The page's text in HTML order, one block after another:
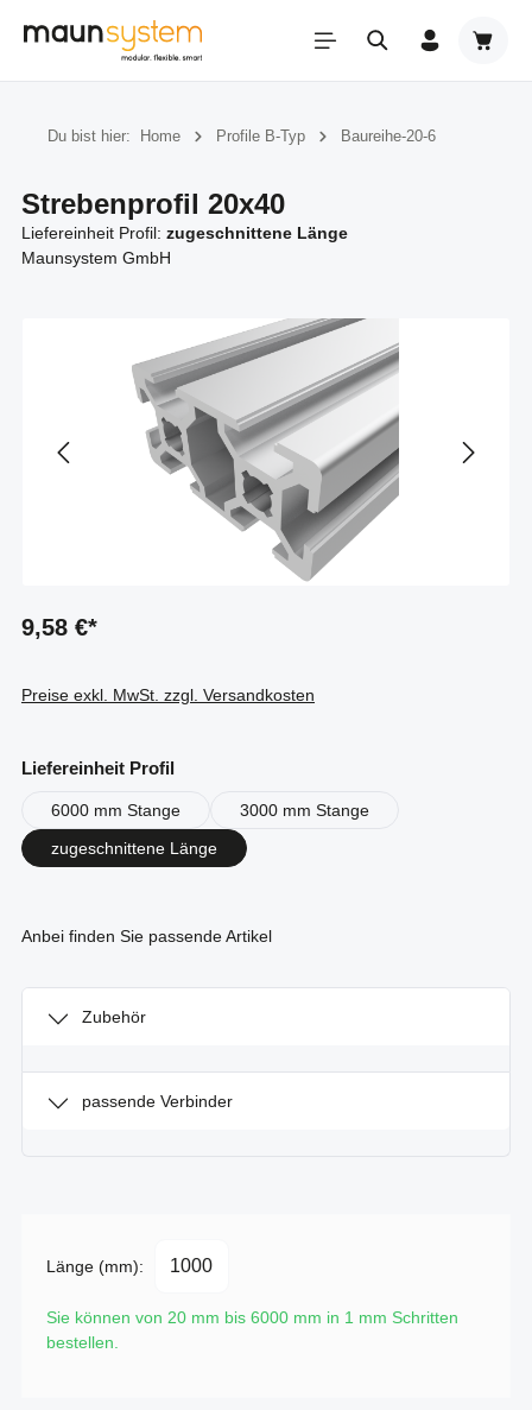
Zum Hauptinhalt springen
Du bist hier: Home Profile B-Typ Baureihe-20-6
Strebenprofil 20x40
Liefereinheit Profil: zugeschnittene Länge
Maunsystem GmbH
9,58 €*
Preise exkl. MwSt. zzgl. Versandkosten
Liefereinheit Profilauswählen
6000 mm Stange
3000 mm Stange
zugeschnittene Länge
Anbei finden Sie passende Artikel
Zubehör
passende Verbinder
Länge (mm):
Sie können von 20 mm bis 6000 mm in 1 mm Schritten
bestellen.